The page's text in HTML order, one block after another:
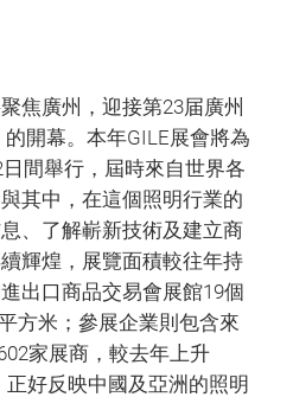
焦廣州，迎接第23届廣州
開幕。本年GILE展會將為
間舉行，屆時來自世界各
其中，在這個照明行業的
、了解嶄新技術及建立商
輝煌，展覽面積較往年持
出口商品交易會展館19個
方米；參展企業則包含來
家展商，較去年上升
好反映中國及亞洲的照明